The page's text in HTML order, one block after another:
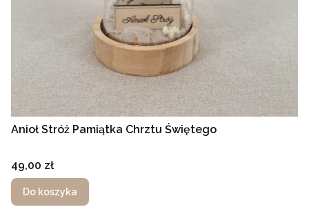
Anioł Stróż Pamiątka Chrztu Świętego
Cena
49,00 zł
Do koszyka